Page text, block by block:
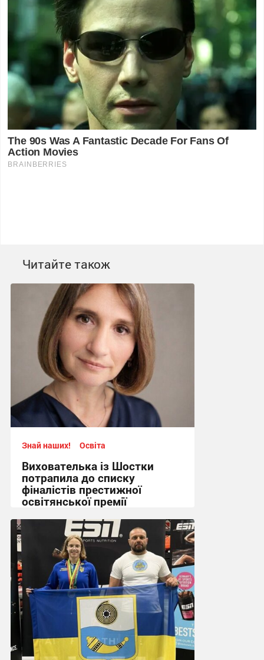
Читайте також
Знай наших! Освіта
Вихователька із Шостки
потрапила до списку
фіналістів престижної
освітянської премії
14:12 вчора